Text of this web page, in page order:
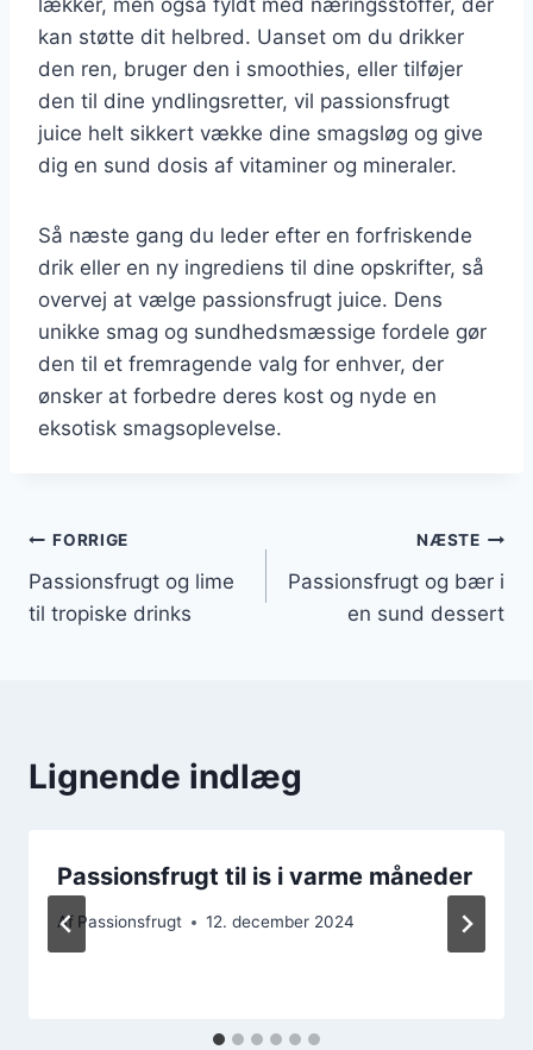
kan støtte dit helbred. Uanset om du drikker
den ren, bruger den i smoothies, eller tilføjer
den til dine yndlingsretter, vil passionsfrugt
juice helt sikkert vække dine smagsløg og give
dig en sund dosis af vitaminer og mineraler.
Så næste gang du leder efter en forfriskende
drik eller en ny ingrediens til dine opskrifter, så
overvej at vælge passionsfrugt juice. Dens
unikke smag og sundhedsmæssige fordele gør
den til et fremragende valg for enhver, der
ønsker at forbedre deres kost og nyde en
eksotisk smagsoplevelse.
Indlægsnavigation
FORRIGE
Passionsfrugt og lime
til tropiske drinks
NÆSTE
Passionsfrugt og bær i
en sund dessert
Lignende indlæg
Passionsfrugt til is i varme måneder
Af Passionsfrugt 12. december 2024